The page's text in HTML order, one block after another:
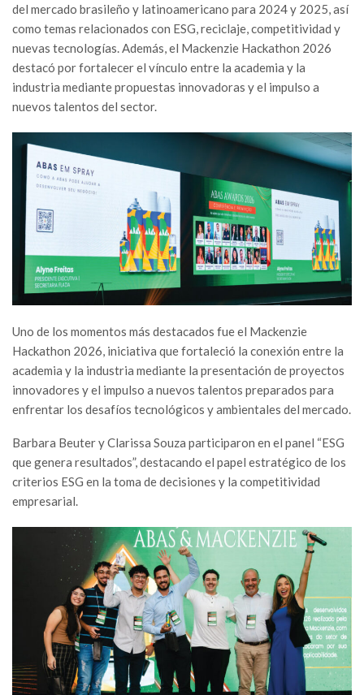
del mercado brasileño y latinoamericano para 2024 y 2025, así
como temas relacionados con ESG, reciclaje, competitividad y
nuevas tecnologías. Además, el Mackenzie Hackathon 2026
destacó por fortalecer el vínculo entre la academia y la
industria mediante propuestas innovadoras y el impulso a
nuevos talentos del sector.
Uno de los momentos más destacados fue el Mackenzie
Hackathon 2026, iniciativa que fortaleció la conexión entre la
academia y la industria mediante la presentación de proyectos
innovadores y el impulso a nuevos talentos preparados para
enfrentar los desafíos tecnológicos y ambientales del mercado.
Barbara Beuter y Clarissa Souza participaron en el panel “ESG
que genera resultados”, destacando el papel estratégico de los
criterios ESG en la toma de decisiones y la competitividad
empresarial.